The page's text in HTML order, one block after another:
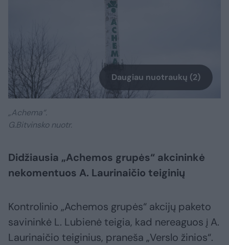
Daugiau nuotraukų (2)
„Achema“.
G.Bitvinsko nuotr.
Didžiausia „Achemos grupės“ akcininkė
nekomentuos A. Laurinaičio teiginių
Kontrolinio „Achemos grupės“ akcijų paketo
savininkė L. Lubienė teigia, kad nereaguos į A.
Laurinaičio teiginius, praneša „Verslo žinios“.